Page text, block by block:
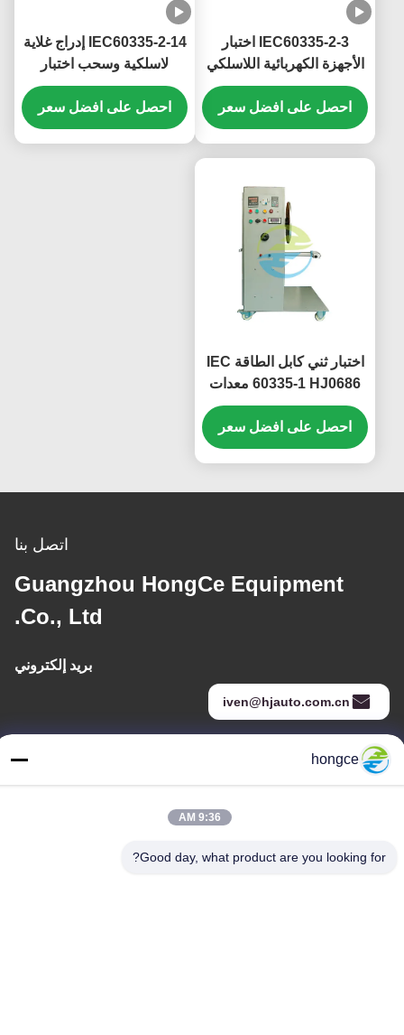
IEC60335-2-3 اختبار
الأجهزة الكهربائية اللاسلكي
إدراج الحديد وسحب اختبار
التحمل 10 مرات / دقيقة
احصل على افضل سعر
IEC60335-2-14 إدراج غلاية
لاسلكية وسحب اختبار
التحمل 10 مرات / دقيقة
احصل على افضل سعر
اختبار ثني كابل الطاقة IEC
60335-1 HJ0686 معدات
اختبار متانة الأجهزة المنزلية
احصل على افضل سعر
اتصل بنا
Guangzhou HongCe Equipment
Co., Ltd.
بريد إلكتروني
iven@hjauto.com.cn
hongce
9:36 AM
Good day, what product are you looking for?